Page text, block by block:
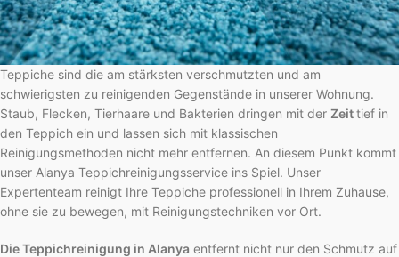
Teppiche sind die am stärksten verschmutzten und am
schwierigsten zu reinigenden Gegenstände in unserer Wohnung.
Staub, Flecken, Tierhaare und Bakterien dringen mit der Zeittief in
den Teppich ein und lassen sich mit klassischen
Reinigungsmethoden nicht mehr entfernen. An diesem Punkt kommt
unser Alanya Teppichreinigungsservice ins Spiel. Unser
Expertenteam reinigt Ihre Teppiche professionell in Ihrem Zuhause,
ohne sie zu bewegen, mit Reinigungstechniken vor Ort.
Die Teppichreinigung in Alanya entfernt nicht nur den Schmutz auf